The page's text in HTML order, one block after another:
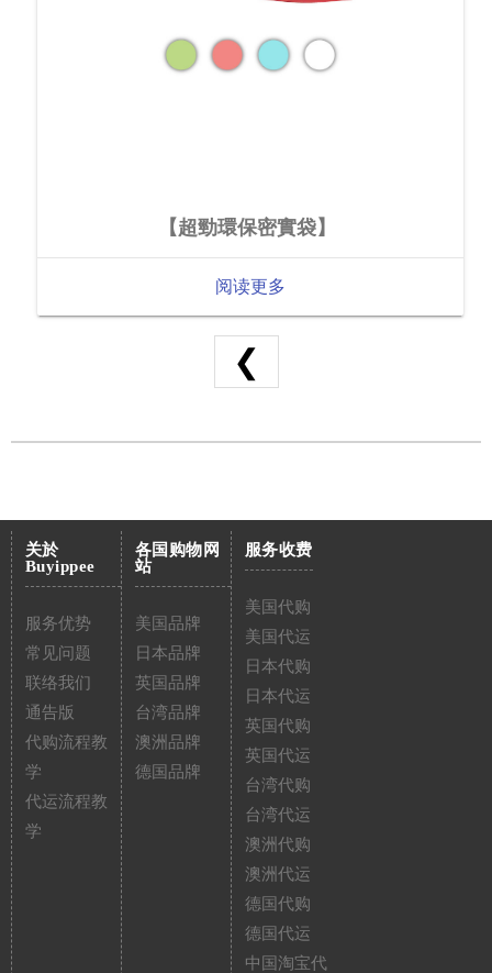
【超勁環保密實袋】
阅读更多
❮
关於
Buyippee
服务优势
常见问题
联络我们
通告版
代购流程教
学
代运流程教
学
各国购物网
站
美国品牌
日本品牌
英国品牌
台湾品牌
澳洲品牌
德国品牌
服务收费
美国代购
美国代运
日本代购
日本代运
英国代购
英国代运
台湾代购
台湾代运
澳洲代购
澳洲代运
德国代购
德国代运
中国淘宝代